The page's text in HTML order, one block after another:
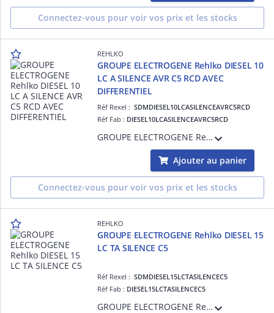
Connectez-vous pour voir vos prix et les stocks
REHLKO
GROUPE ELECTROGENE Rehlko DIESEL 10
LC A SILENCE AVR C5 RCD AVEC
DIFFERENTIEL
Réf Rexel :SDMDIESEL10LCASILENCEAVRC5RCD
Réf Fab : DIESEL10LCASILENCEAVRC5RCD
GROUPE ELECTROGENE Rehlko DIESEL 10 LC A SILENCE AVR C5 RCD AVEC DIFFERENTIEL
Ajouter au panier
Connectez-vous pour voir vos prix et les stocks
REHLKO
GROUPE ELECTROGENE Rehlko DIESEL 15
LC TA SILENCE C5
Réf Rexel :SDMDIESEL15LCTASILENCEC5
Réf Fab : DIESEL15LCTASILENCEC5
GROUPE ELECTROGENE Rehlko DIESEL 15 LC TA SILENCE C5